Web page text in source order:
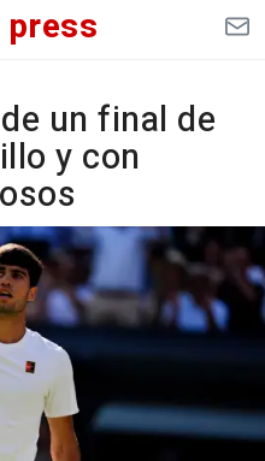
press
un final de
y con